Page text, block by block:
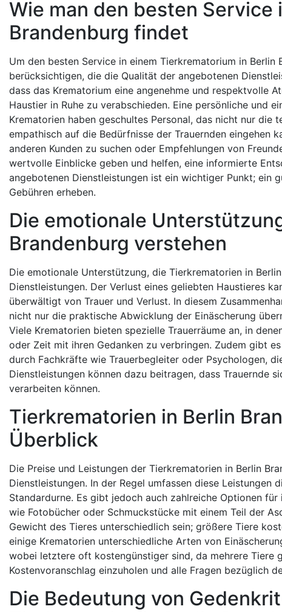
Wie man den besten
Brandenburg findet
Um den besten Service in einem Tierkrematorium in
berücksichtigen, die die Qualität der angebotenen
dass das Krematorium eine angenehme und respektvolle
Haustier in Ruhe zu verabschieden. Eine persönliche und
Krematorien haben geschultes Personal, das nicht nur die
empathisch auf die Bedürfnisse der Trauernden eingehen
anderen Kunden zu suchen oder Empfehlungen von
wertvolle Einblicke geben und helfen, eine informierte
angebotenen Dienstleistungen ist ein wichtiger Punkt; ein
Gebühren erheben.
Die emotionale
Brandenburg verstehen
Die emotionale Unterstützung, die Tierkrematorien in
Dienstleistungen. Der Verlust eines geliebten Haustieres
überwältigt von Trauer und Verlust. In diesem
nicht nur die praktische Abwicklung der Einäscherung
Viele Krematorien bieten spezielle Trauerräume an, in
oder Zeit mit ihren Gedanken zu verbringen. Zudem gibt
durch Fachkräfte wie Trauerbegleiter oder Psychologen,
Dienstleistungen können dazu beitragen, dass Trauernde
verarbeiten können.
Tierkrematorien in Berlin
Überblick
Die Preise und Leistungen der Tierkrematorien in Berlin
Dienstleistungen. In der Regel umfassen diese Leistungen
Standardurne. Es gibt jedoch auch zahlreiche Optionen
wie Fotobücher oder Schmuckstücke mit einem Teil der
Gewicht des Tieres unterschiedlich sein; größere Tiere
einige Krematorien unterschiedliche Arten von
wobei letztere oft kostengünstiger sind, da mehrere Tiere
Kostenvoranschlag einzuholen und alle Fragen bezüglich
Die Bedeutung von